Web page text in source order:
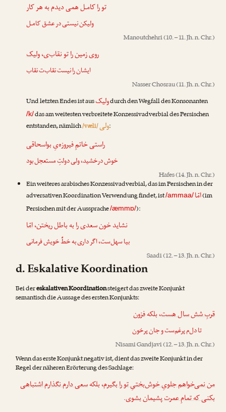
تو را کامـل همی دیدم به هر کار
ولیکننیستی در عشق کامـل
Manoutchehri(10. – 11. Jh. n. Chr.)
روی زمین را تو نقاب‌ی،ولیک
ایشان را نیست نقاب‌ت نقاب
Nasser Chosrau(11. Jh. n. Chr.)
Und letzten Endes ist ausولیکdurch den Wegfall des Konsonanten
/k/das am weitesten verbreitete Konzessivadverbial des Persischen
entstanden, nämlich/væli/ولی:
راستی خاتمِ فیروزه‌یِ بواسحاقی
خوش درخشید،ولیدولتِ مستعجل بود
Hafes(14. Jh. n. Chr.)
Ein weiteres arabisches Konzessivadverbial, das im Persischen in der
adversativen Koordination Verwendung findet, ist/ammaa/امّا(im
Persischen mit der Aussprache/æmmɒ/):
نشاید خون سعدی را به باطل ریختن،امّا
بیا سهل‌ست، اگر داری به خطِّ خویش فرمانی
Saadi(12. – 13. Jh. n. Chr.)
d. Eskalative Koordination
Bei dereskalativen Koordinationsteigert das zweite Konjunkt
semantisch die Aussage des ersten Konjunkts:
قربِ شش سال هست، بلکهفزون
تا دل‌م پرغم‌ست و جان پرخون
Nisami Gandjavi(12. – 13. Jh. n. Chr.)
Wenn das erste Konjunkt negativ ist, dient das zweite Konjunkt in der
Regel der näheren Erörterung des Sachlage:
من نمی‌خواهم جلویِ خوش‌بختیِ تو را بگیرم، بلکهسعی دارم نگذارم اشتباهی
بکنی که تمامِ عمرت پشیمان بشوی.